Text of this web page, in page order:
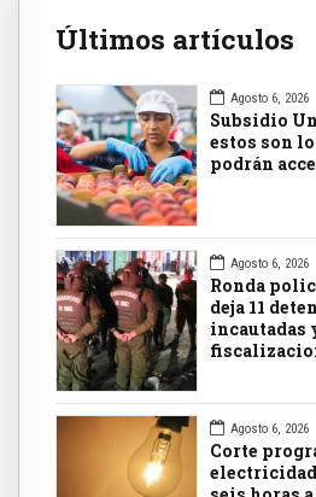
Últimos artículos
Agosto 6, 2026
Subsidio
estos son
podrán
Agosto 6, 2026
Ronda
deja 11
incautadas
Agosto 6, 2026
Corte